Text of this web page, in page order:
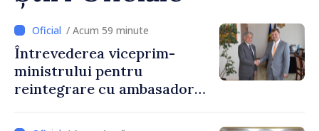
/ Acum 59 minute
Întrevederea viceprim-
ministrului pentru
reintegrare cu ambasadorul
Moldova